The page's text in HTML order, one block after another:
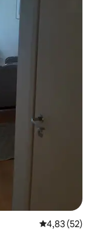
Évaluation
4,83 (52)